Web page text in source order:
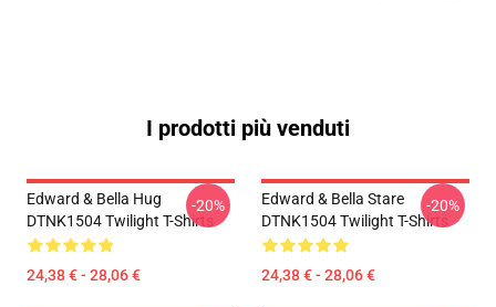
I prodotti più venduti
Edward & Bella Hug
DTNK1504 Twilight T-Shirts
24,38 € - 28,06 €
-20%
Edward & Bella Stare
DTNK1504 Twilight T-Shirts
24,38 € - 28,06 €
-20%